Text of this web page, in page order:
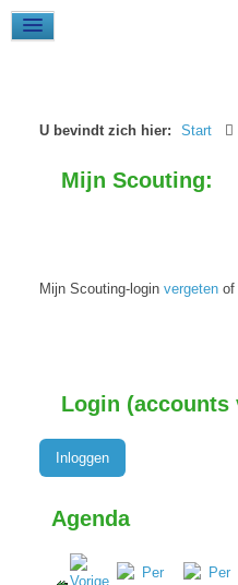
U bevindt zich hier: Start
Mijn Scouting:
Mijn Scouting-loginvergeten
Login (accounts
Inloggen
Agenda